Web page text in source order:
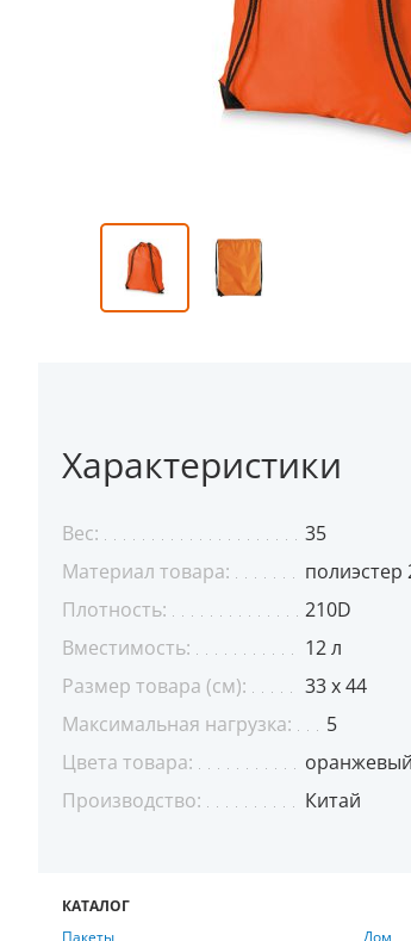
Характеристики
Вес:
35
Материал товара:
полиэстер
Плотность:
210D
Вместимость:
12 л
Размер товара (см):
33 х 44
Максимальная нагрузка:
5
Цвета товара:
оранжевый
Производство:
Китай
КАТАЛОГ
Пакеты
Дом